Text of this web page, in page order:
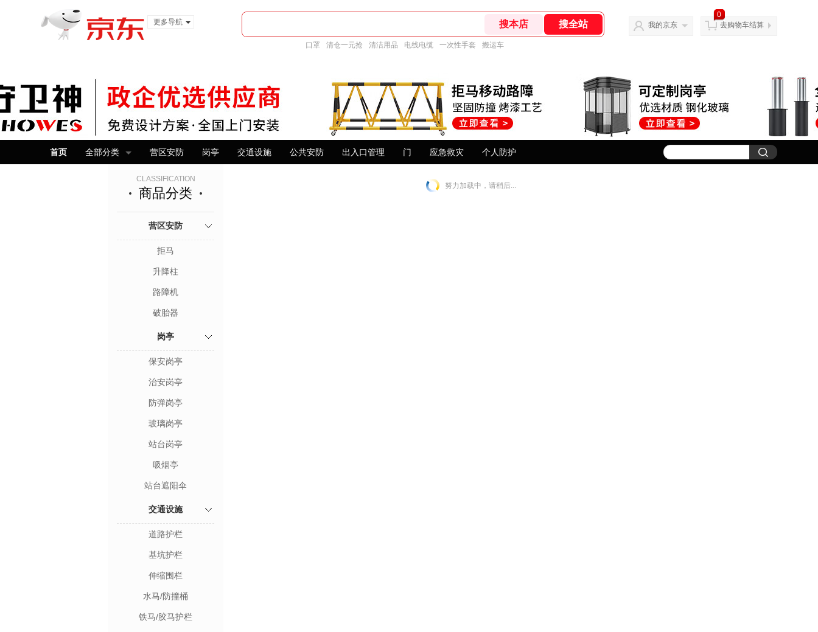
更多导航
口罩 清仓一元抢 清洁用品 电线电缆 一次性手套 搬运车
我的京东
0
去购物车结算
首页 全部分类 营区安防 岗亭 交通设施 公共安防 出入口管理 门 应急救灾 个人防护
CLASSIFICATION
商品分类
营区安防
拒马
升降柱
路障机
破胎器
岗亭
保安岗亭
治安岗亭
防弹岗亭
玻璃岗亭
站台岗亭
吸烟亭
站台遮阳伞
交通设施
道路护栏
基坑护栏
伸缩围栏
水马/防撞桶
铁马/胶马护栏
努力加载中，请稍后...